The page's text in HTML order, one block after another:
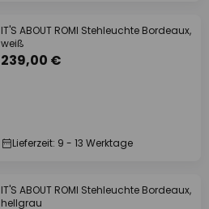
IT'S ABOUT ROMI Stehleuchte Bordeaux,
weiß
239,00 €
Lieferzeit: 9 - 13 Werktage
IT'S ABOUT ROMI Stehleuchte Bordeaux,
hellgrau